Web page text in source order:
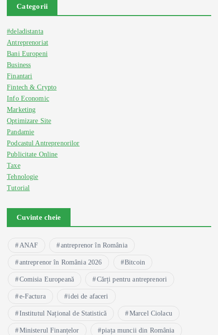
Categorii
#deladistanta
Antreprenoriat
Bani Europeni
Business
Finantari
Fintech & Crypto
Info Economic
Marketing
Optimizare Site
Pandamie
Podcastul Antreprenorilor
Publicitate Online
Taxe
Tehnologie
Tutorial
Cuvinte cheie
ANAF antreprenor în România
antreprenor în România 2026 Bitcoin
Comisia Europeană Cărți pentru antreprenori
e-Factura idei de afaceri
Institutul Național de Statistică Marcel Ciolacu
Ministerul Finanțelor piața muncii din România